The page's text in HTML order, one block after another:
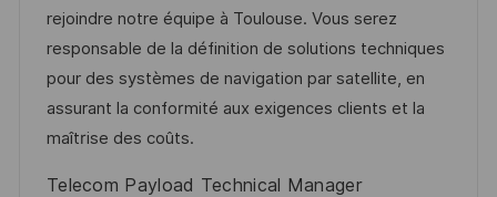
t
i
o
n
e
d
D
a
I
d
e
g
o
r
rejoindre notre équipe à Toulouse. Vous serez
responsable de la définition de solutions techniques
pour des systèmes de navigation par satellite, en
assurant la conformité aux exigences clients et la
maîtrise des coûts.
Telecom Payload Technical Manager